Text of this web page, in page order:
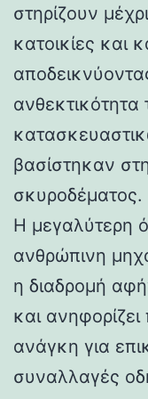
στηρίζουν
κατοικίες και
βασίστηκαν
σκυροδέματος.
Η μεγαλύτερη
ανθρώπινη
η διαδρομή
και
ανάγκη για
συναλλαγές